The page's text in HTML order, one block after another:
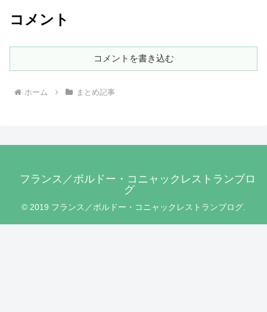
コメント
コメントを書き込む
ホーム まとめ記事
フランス／ボルドー・コニャックレストランブロ
グ
© 2019 フランス／ボルドー・コニャックレストランブログ.